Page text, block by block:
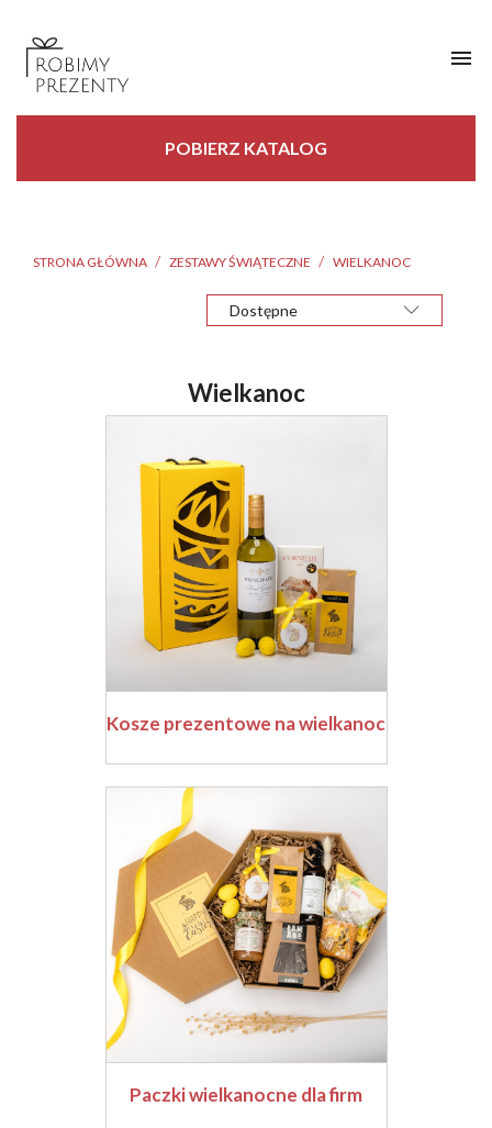

POBIERZ KATALOG
STRONA GŁÓWNA ZESTAWY ŚWIĄTECZNE WIELKANOC
Dostępne
Wielkanoc
Kosze prezentowe na wielkanoc
Paczki wielkanocne dla firm